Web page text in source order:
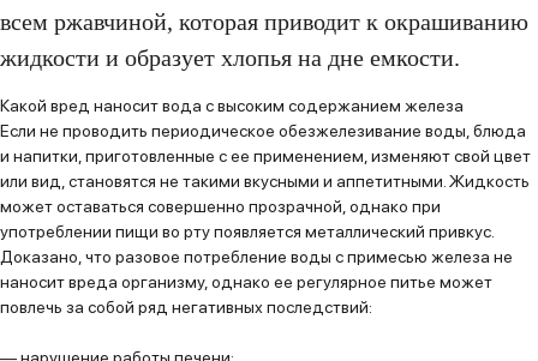
всем ржавчиной, которая приводит к окрашиванию
жидкости и образует хлопья на дне емкости.
Какой вред наносит вода с высоким содержанием железа
Если не проводить периодическое обезжелезивание воды, блюда
и напитки, приготовленные с ее применением, изменяют свой цвет
или вид, становятся не такими вкусными и аппетитными. Жидкость
может оставаться совершенно прозрачной, однако при
употреблении пищи во рту появляется металлический привкус.
Доказано, что разовое потребление воды с примесью железа не
наносит вреда организму, однако ее регулярное питье может
повлечь за собой ряд негативных последствий: